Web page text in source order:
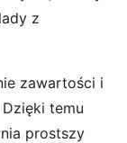
z
zawartości i
temu
prostszy